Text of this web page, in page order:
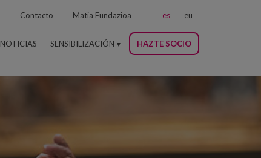
NOTICIAS SENSIBILIZACIÓN HAZTE SOCIO
es eu
Contacto Matia Fundazioa